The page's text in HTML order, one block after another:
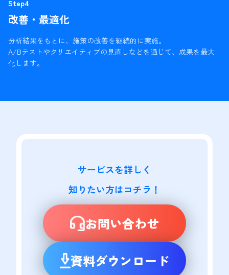
Step4
改善・最適化
分析結果をもとに、施策の改善を継続的に実施。
A/Bテストやクリエイティブの見直しなどを通じて、成果を最大
化します。
サービスを詳しく
知りたい方はコチラ！
お問い合わせ
資料ダウンロード